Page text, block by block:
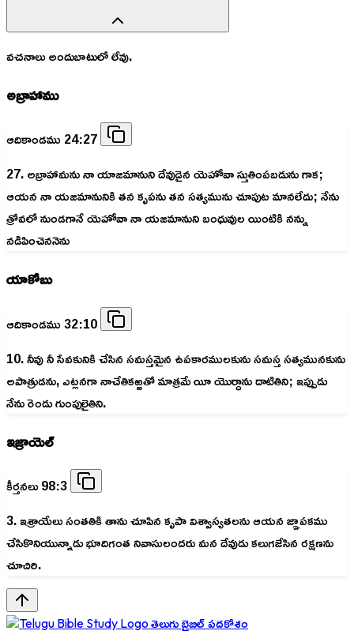
వచనాలు అందుబాటులో లేవు.
అబ్రాహాము
ఆదికాండము 24:27
27. అబ్రాహామను నా యాజమానుని దేవుడైన యెహోవా స్తుతింపబడును గాక;
ఆయన నా యజమానునికి తన కృపను తన సత్యమును చూపుట మానలేదు; నేను
త్రోవలో నుండగానే యెహోవా నా యజమానుని బంధువుల యింటికి నన్ను
నడిపించెననెను
యాకోబు
ఆదికాండము 32:10
10. నీవు నీ సేవకునికి చేసిన సమస్తమైన ఉపకారములకును సమస్త సత్యమునకును
అపాత్రుడను, ఎట్లనగా నాచేతికఱ్ఱతో మాత్రమే యీ యొర్దాను దాటితిని; ఇప్పుడు
నేను రెండు గుంపులైతిని.
ఇజ్రాయెల్
కీర్తనలు 98:3
3. ఇశ్రాయేలు సంతతికి తాను చూపిన కృపా విశ్వాస్యతలను ఆయన జ్ఞాపకము
చేసికొనియున్నాడు భూదిగంత నివాసులందరు మన దేవుడు కలుగజేసిన రక్షణను
చూచిరి.
తెలుగు బైబిల్ పదకోశం